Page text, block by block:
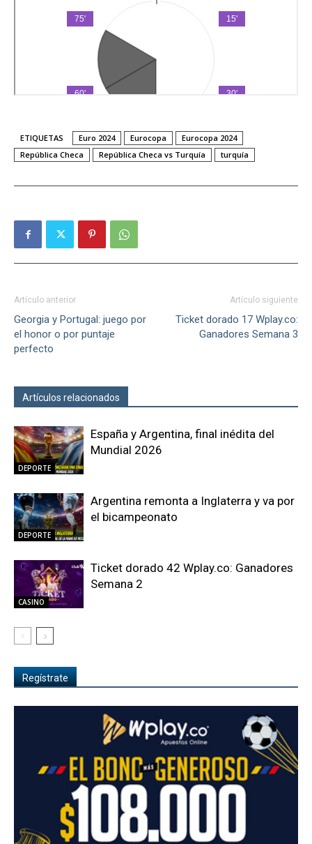
ETIQUETAS Euro 2024 Eurocopa
Eurocopa 2024
República Checa
República Checa vs Turquía turquía
Artículo anterior
Georgia y Portugal: juego por
el honor o por puntaje
perfecto
Artículo siguiente
Ticket dorado 17 Wplay.co:
Ganadores Semana 3
Artículos relacionados
DEPORTE
España y Argentina, final inédita del
Mundial 2026
DEPORTE
Argentina remonta a Inglaterra y va por
el bicampeonato
CASINO
Ticket dorado 42 Wplay.co: Ganadores
Semana 2
Regístrate